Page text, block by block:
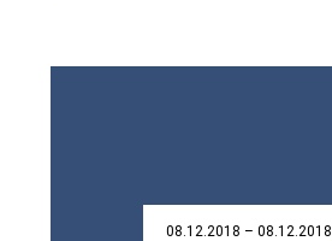
08.12.2018 – 08.12.2018